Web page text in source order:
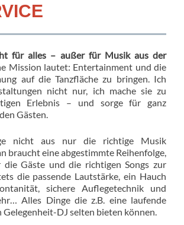
für alles – außer für Musik aus der
Mission lautet: Entertainment und die
auf die Tanzfläche zu bringen. Ich
nicht nur, ich mache sie zu
Erlebnis – und sorge für ganz
Gästen.
nicht aus nur die richtige Musik
braucht eine abgestimmte Reihenfolge,
die Gäste und die richtigen Songs zur
die passende Lautstärke, ein Hauch
sichere Auflegetechnik und
Alles Dinge die z.B. eine laufende
Gelegenheit-DJ selten bieten können.